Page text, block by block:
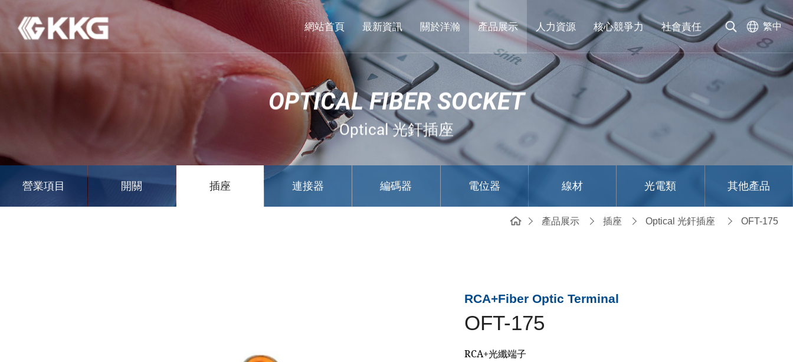
東
莞
市
瀚
實
業
有
限
公
司
網站首頁 最新資訊 關於洋瀚 產品展示 人力資源 核心競爭力 社會責任 繁中
OPTICAL FIBER SOCKET
Optical 光釬插座
營業項目 開關 插座 連接器 編碼器 電位器 線材 光電類 其他產品
產品展示 插座 Optical 光釬插座 OFT-175
RCA+Fiber Optic Terminal
OFT-175
RCA+光纖端子